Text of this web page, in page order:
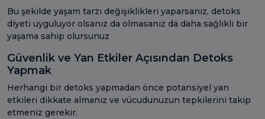
Bu şekilde yaşam tarzı değişiklikleri yaparsanız, detoks
diyeti uyguluyor olsanız da olmasanız da daha sağlıklı bir
yaşama sahip olursunuz
Güvenlik ve Yan Etkiler Açısından Detoks
Yapmak
Herhangi bir detoks yapmadan önce potansiyel yan
etkileri dikkate almanız ve vücudunuzun tepkilerini takip
etmeniz gerekir.